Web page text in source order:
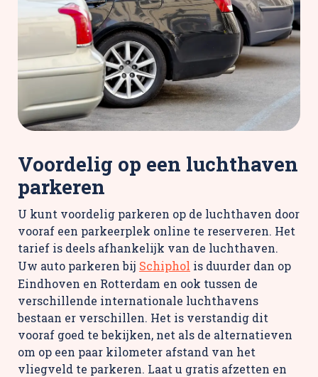
Voordelig op een luchthaven
parkeren
U kunt voordelig parkeren op de luchthaven door
vooraf een parkeerplek online te reserveren. Het
tarief is deels afhankelijk van de luchthaven.
Uw auto parkeren bij Schiphol is duurder dan op
Eindhoven en Rotterdam en ook tussen de
verschillende internationale luchthavens
bestaan er verschillen. Het is verstandig dit
vooraf goed te bekijken, net als de alternatieven
om op een paar kilometer afstand van het
vliegveld te parkeren. Laat u gratis afzetten en